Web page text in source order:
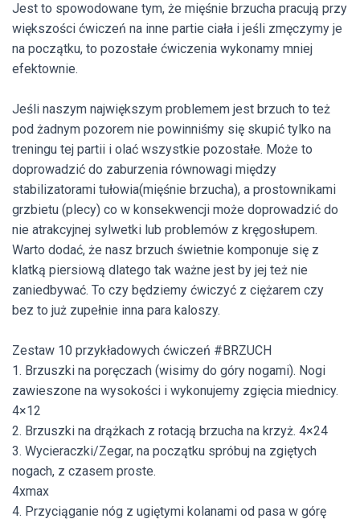
Jest to spowodowane tym, że mięśnie brzucha pracują przy
większości ćwiczeń na inne partie ciała i jeśli zmęczymy je
na początku, to pozostałe ćwiczenia wykonamy mniej
efektownie.
Jeśli naszym największym problemem jest brzuch to też
pod żadnym pozorem nie powinniśmy się skupić tylko na
treningu tej partii i olać wszystkie pozostałe. Może to
doprowadzić do zaburzenia równowagi między
stabilizatorami tułowia(mięśnie brzucha), a prostownikami
grzbietu (plecy) co w konsekwencji może doprowadzić do
nie atrakcyjnej sylwetki lub problemów z kręgosłupem.
Warto dodać, że nasz brzuch świetnie komponuje się z
klatką piersiową dlatego tak ważne jest by jej też nie
zaniedbywać. To czy będziemy ćwiczyć z ciężarem czy
bez to już zupełnie inna para kaloszy.
Zestaw 10 przykładowych ćwiczeń #BRZUCH
1. Brzuszki na poręczach (wisimy do góry nogami). Nogi
zawieszone na wysokości i wykonujemy zgięcia miednicy.
4×12
2. Brzuszki na drążkach z rotacją brzucha na krzyż. 4×24
3. Wycieraczki/Zegar, na początku spróbuj na zgiętych
nogach, z czasem proste.
4xmax
4. Przyciąganie nóg z ugiętymi kolanami od pasa w górę